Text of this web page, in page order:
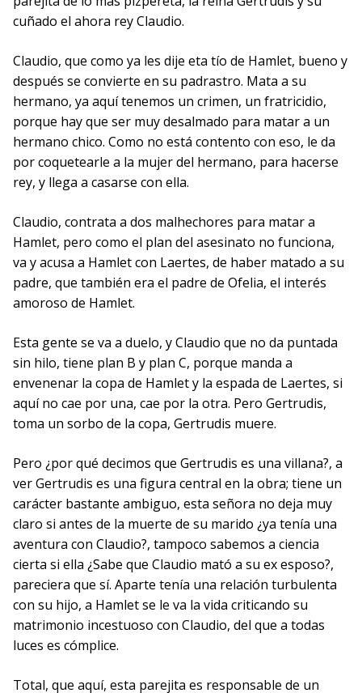
cuñado el ahora rey Claudio.
Claudio, que como ya les dije eta tío de Hamlet, bueno y
después se convierte en su padrastro. Mata a su
hermano, ya aquí tenemos un crimen, un fratricidio,
porque hay que ser muy desalmado para matar a un
hermano chico. Como no está contento con eso, le da
por coquetearle a la mujer del hermano, para hacerse
rey, y llega a casarse con ella.
Claudio, contrata a dos malhechores para matar a
Hamlet, pero como el plan del asesinato no funciona,
va y acusa a Hamlet con Laertes, de haber matado a su
padre, que también era el padre de Ofelia, el interés
amoroso de Hamlet.
Esta gente se va a duelo, y Claudio que no da puntada
sin hilo, tiene plan B y plan C, porque manda a
envenenar la copa de Hamlet y la espada de Laertes, si
aquí no cae por una, cae por la otra. Pero Gertrudis,
toma un sorbo de la copa, Gertrudis muere.
Pero ¿por qué decimos que Gertrudis es una villana?, a
ver Gertrudis es una figura central en la obra; tiene un
carácter bastante ambiguo, esta señora no deja muy
claro si antes de la muerte de su marido ¿ya tenía una
aventura con Claudio?, tampoco sabemos a ciencia
cierta si ella ¿Sabe que Claudio mató a su ex esposo?,
pareciera que sí. Aparte tenía una relación turbulenta
con su hijo, a Hamlet se le va la vida criticando su
matrimonio incestuoso con Claudio, del que a todas
luces es cómplice.
Total, que aquí, esta parejita es responsable de un